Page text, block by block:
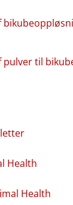
pulver til
Health
Health